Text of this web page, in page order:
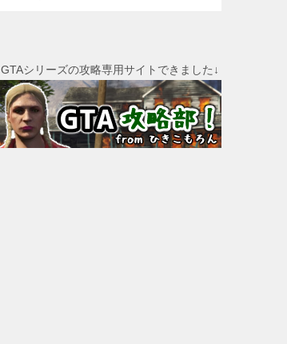
GTAシリーズの攻略専用サイトできました↓